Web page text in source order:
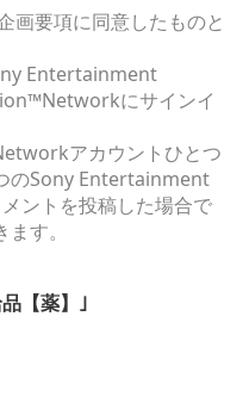
画要項に同意したものと
Entertainment
にサインイ
アカウントひとつ
のSony Entertainment
ントを投稿した場合で
す。
【薬】｣